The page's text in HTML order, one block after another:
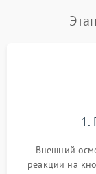
1.
Внешний
реакции на